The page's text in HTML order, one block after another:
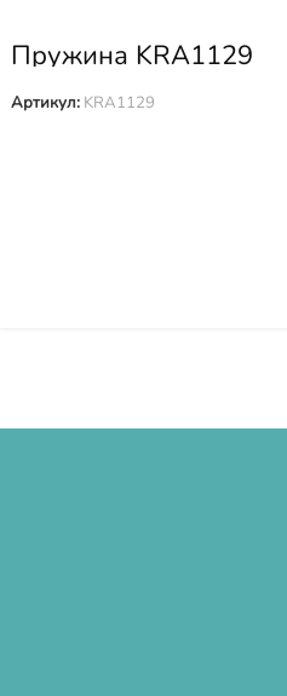
Пружина KRA1129
Артикул: KRA1129